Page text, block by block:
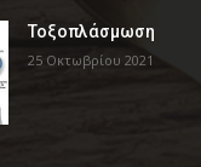
Τοξοπλάσμωση
25 Οκτωβρίου 2021